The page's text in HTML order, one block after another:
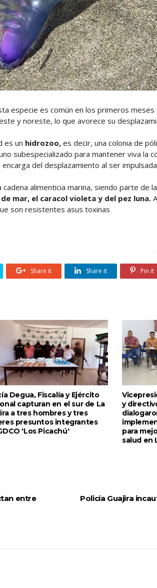
especie es común en los primeros
y noreste, lo que avorece su
es un hidrozoo, es decir, una colonia de
subespecializado para mantener viva la
del desplazamiento al ser
alimenticia marina, siendo parte de
mar, el caracol violeta y del pez luna.
son resistentes asus toxinas
Share it Share it Pin it
Degua, Fiscalía y Ejército
capturan en el sur de La
a tres hombres y tres
presuntos integrantes
'Los Picachú'
y
para
salud en
Policía Guajira
entre